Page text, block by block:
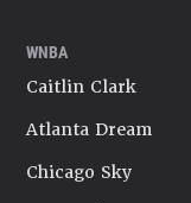
WNBA
Caitlin Clark
Atlanta Dream
Chicago Sky